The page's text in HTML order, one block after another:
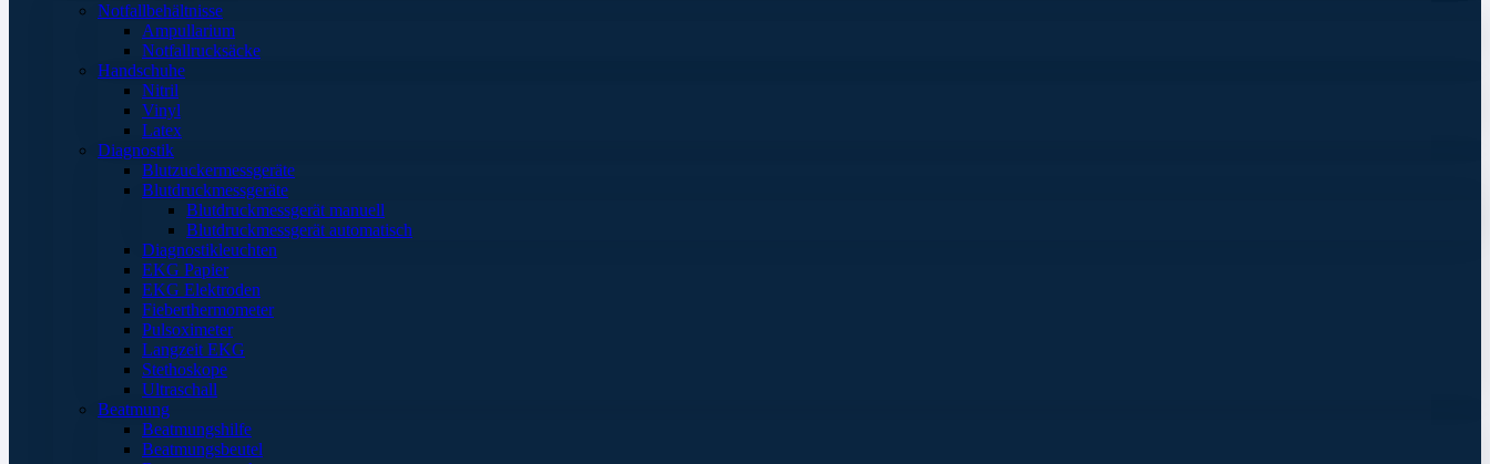
Notfallbehältnisse
Ampullarium
Notfallrucksäcke
Handschuhe
Nitril
Vinyl
Latex
Diagnostik
Blutzuckermessgeräte
Blutdruckmessgeräte
Blutdruckmessgerät manuell
Blutdruckmessgerät automatisch
Diagnostikleuchten
EKG Papier
EKG Elektroden
Fieberthermometer
Pulsoximeter
Langzeit EKG
Stethoskope
Ultraschall
Beatmung
Beatmungshilfe
Beatmungsbeutel